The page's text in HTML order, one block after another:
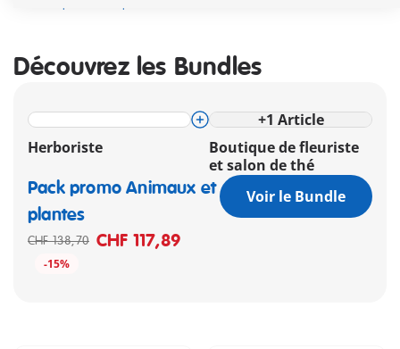
Découvrez les Bundles
Herboriste
+1 Article
Boutique de fleuriste
et salon de thé
Pack promo Animaux et
plantes
CHF 138,70 CHF 117,89
-15%
Voir le Bundle